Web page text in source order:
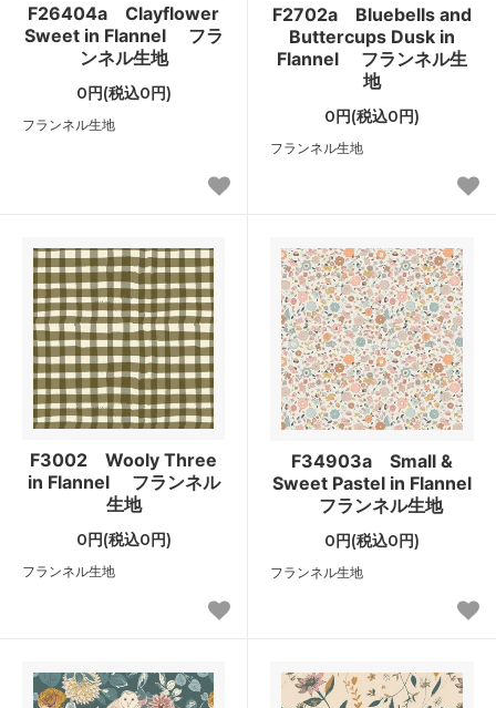
F26404a Clayflower
Sweet in Flannel フラ
ンネル生地
0円(税込0円)
フランネル生地
F2702a Bluebells and
Buttercups Dusk in
Flannel フランネル生
地
0円(税込0円)
フランネル生地
F3002 Wooly Three
in Flannel フランネル
生地
0円(税込0円)
フランネル生地
F34903a Small &
Sweet Pastel in Flannel
フランネル生地
0円(税込0円)
フランネル生地